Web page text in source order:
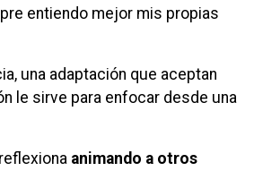
entiendo mejor mis propias
una adaptación que aceptan
le sirve para enfocar desde una
animando a otros